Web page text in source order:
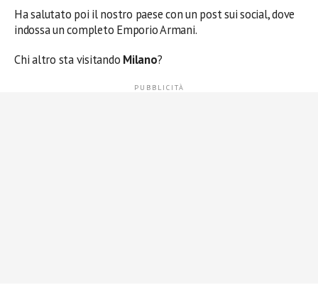
Ha salutato poi il nostro paese con un post sui social, dove
indossa un completo Emporio Armani.
Chi altro sta visitando Milano?